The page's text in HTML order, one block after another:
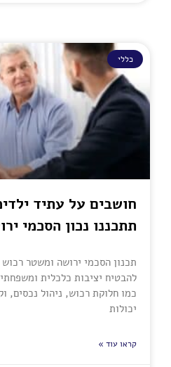
כללי
חושבים על עתיד
תתכננו נכון הסכמי
תכנון הסכמי ירושה ומשטר
להבטיח יציבות כלכלית
כמו חלוקת רכוש, ניהול נכסים,
יכולות
קראו עוד »